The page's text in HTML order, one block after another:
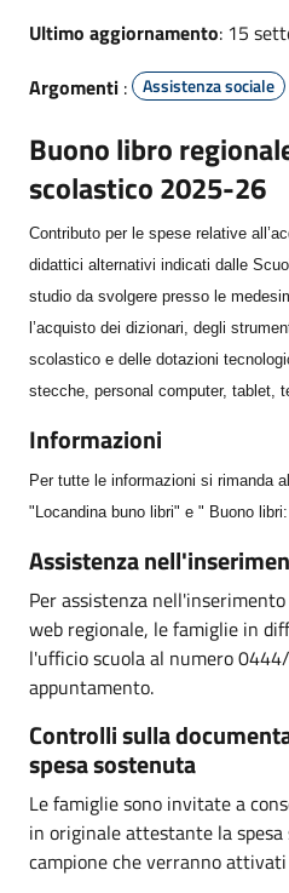
Ultimo aggiornamento: 15
Argomenti : Assistenza sociale
Buono libro
scolastico 2025-26
Contributo per le spese relative
didattici alternativi indicati dalle
studio da svolgere presso le
l’acquisto dei dizionari, degli
scolastico e delle dotazioni
stecche, personal computer, tablet,
Informazioni
Per tutte le informazioni si rimanda
"Locandina buno libri" e " Buono
Assistenza
Per assistenza
web regionale, le famiglie in
l'ufficio scuola al numero
appuntamento.
Controlli sulla
spesa sostenuta
Le famiglie sono invitate a
in originale attestante la
campione che verranno attivati